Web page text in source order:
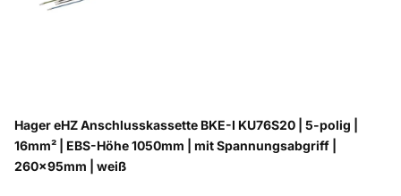
Hager eHZ Anschlusskassette BKE-I KU76S20 | 5-polig |
16mm² | EBS-Höhe 1050mm | mit Spannungsabgriff |
260x95mm | weiß